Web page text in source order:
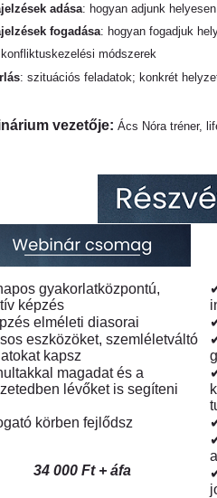
adása: hogyan adjunk
fogadása: hogyan fogadjuk
módszerek
: szituációs feladatok; konkrét
vezetője: Ács Nóra tréner,
gyakorlatközpontú,
képzés
elméleti diasorai
eszközöket, szemléletváltó
kapsz
magadat és a
lévőket is segíteni
körben fejlődsz
34 000 Ft + áfa